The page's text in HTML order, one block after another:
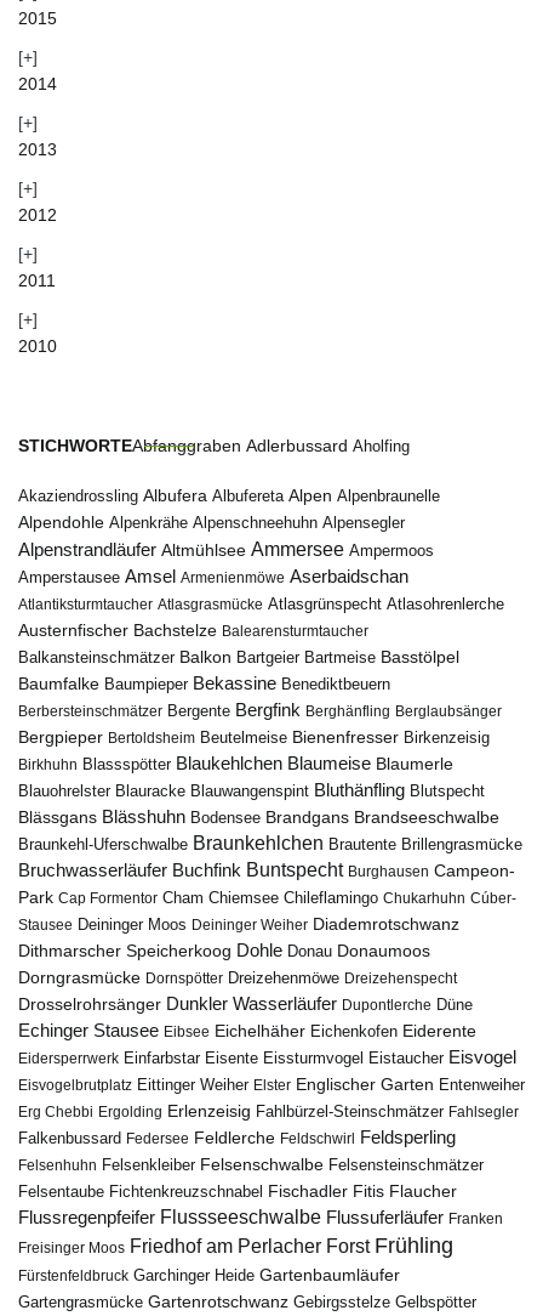
2015
2014
2013
2012
2011
2010
STICHWORTEAbfanggraben Adlerbussard Aholfing
Akaziendrossling Albufera Albufereta Alpen Alpenbraunelle
Alpendohle Alpenkrähe Alpenschneehuhn Alpensegler
Alpenstrandläufer Altmühlsee Ammersee Ampermoos
Amperstausee Amsel Armenienmöwe Aserbaidschan
Atlantiksturmtaucher Atlasgrasmücke Atlasgrünspecht Atlasohrenlerche
Austernfischer Bachstelze Balearensturmtaucher
Balkansteinschmätzer Balkon Bartgeier Bartmeise Basstölpel
Baumfalke Baumpieper Bekassine Benediktbeuern
Berbersteinschmätzer Bergente Bergfink Berghänfling Berglaubsänger
Bergpieper Bertoldsheim Beutelmeise Bienenfresser Birkenzeisig
Birkhuhn Blassspötter Blaukehlchen Blaumeise Blaumerle
Blauohrelster Blauracke Blauwangenspint Bluthänfling Blutspecht
Blässgans Blässhuhn Bodensee Brandgans Brandseeschwalbe
Braunkehl-Uferschwalbe Braunkehlchen Brautente Brillengrasmücke
Bruchwasserläufer Buchfink Buntspecht Burghausen Campeon-
Park Cap Formentor Cham Chiemsee Chileflamingo Chukarhuhn Cúber-
Stausee Deininger Moos Deininger Weiher Diademrotschwanz
Dithmarscher Speicherkoog Dohle Donau Donaumoos
Dorngrasmücke Dornspötter Dreizehenmöwe Dreizehenspecht
Drosselrohrsänger Dunkler Wasserläufer Dupontlerche Düne
Echinger Stausee Eibsee Eichelhäher Eichenkofen Eiderente
Eidersperrwerk Einfarbstar Eisente Eissturmvogel Eistaucher Eisvogel
Eisvogelbrutplatz Eittinger Weiher Elster Englischer Garten Entenweiher
Erg Chebbi Ergolding Erlenzeisig Fahlbürzel-Steinschmätzer Fahlsegler
Falkenbussard Federsee Feldlerche Feldschwirl Feldsperling
Felsenhuhn Felsenkleiber Felsenschwalbe Felsensteinschmätzer
Felsentaube Fichtenkreuzschnabel Fischadler Fitis Flaucher
Flussregenpfeifer Flussseeschwalbe Flussuferläufer Franken
Freisinger Moos Friedhof am Perlacher Forst Frühling
Fürstenfeldbruck Garchinger Heide Gartenbaumläufer
Gartengrasmücke Gartenrotschwanz Gebirgsstelze Gelbspötter